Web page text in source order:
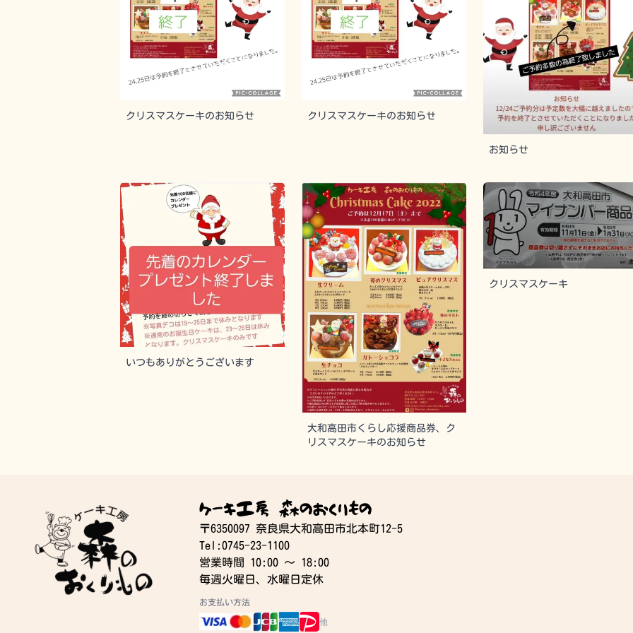
クリスマスケーキのお知らせ クリスマスケーキのお知らせ
お知らせ
いつもありがとうございます
大和高田市くらし応援商品券、ク
リスマスケーキのお知らせ
クリスマスケーキ
ケーキ工房 森のおくりもの
〒6350097 奈良県大和高田市北本町12-5
Tel:0745-23-1100
営業時間 10:00 〜 18:00
毎週火曜日、水曜日定休
お支払い方法
他